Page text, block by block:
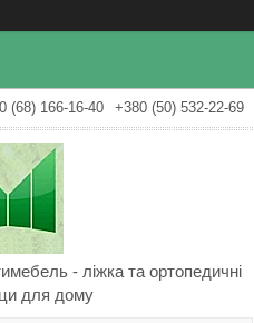
(68) 166-16-40 +380 (50) 532-22-69
- ліжка та ортопедичні
для дому